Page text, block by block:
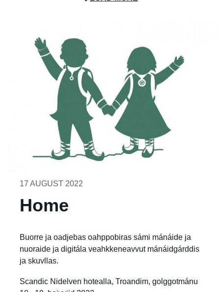
17 AUGUST 2022
Home
Buorre ja oadjebas oahppobiras sámi mánáide ja
nuoraide ja digitála veahkkeneavvut mánáidgárddis
ja skuvllas.
Scandic Nidelven hotealla, Troandim, golggotmánu